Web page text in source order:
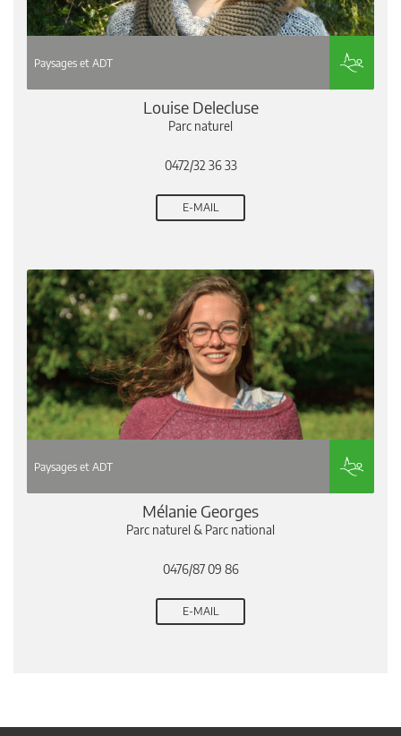
Paysages et ADT
Louise Delecluse
Parc naturel
0472/32 36 33
E-MAIL
Paysages et ADT
Mélanie Georges
Parc naturel & Parc national
0476/87 09 86
E-MAIL